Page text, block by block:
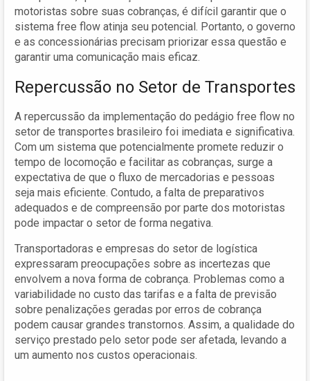
motoristas sobre suas cobranças, é difícil garantir que o
sistema free flow atinja seu potencial. Portanto, o governo
e as concessionárias precisam priorizar essa questão e
garantir uma comunicação mais eficaz.
Repercussão no Setor de Transportes
A repercussão da implementação do pedágio free flow no
setor de transportes brasileiro foi imediata e significativa.
Com um sistema que potencialmente promete reduzir o
tempo de locomoção e facilitar as cobranças, surge a
expectativa de que o fluxo de mercadorias e pessoas
seja mais eficiente. Contudo, a falta de preparativos
adequados e de compreensão por parte dos motoristas
pode impactar o setor de forma negativa.
Transportadoras e empresas do setor de logística
expressaram preocupações sobre as incertezas que
envolvem a nova forma de cobrança. Problemas como a
variabilidade no custo das tarifas e a falta de previsão
sobre penalizações geradas por erros de cobrança
podem causar grandes transtornos. Assim, a qualidade do
serviço prestado pelo setor pode ser afetada, levando a
um aumento nos custos operacionais.